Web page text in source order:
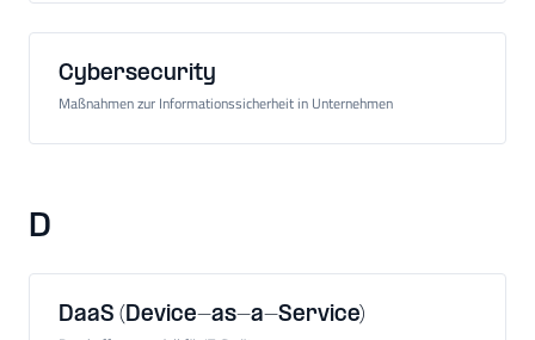
Cybersecurity
Maßnahmen zur Informationssicherheit in Unternehmen
D
DaaS (Device-as-a-Service)